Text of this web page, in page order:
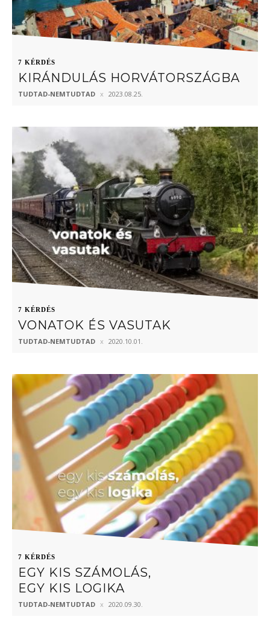
7 KÉRDÉS
KIRÁNDULÁS HORVÁTORSZÁGBA
TUDTAD-NEMTUDTAD 2023.08.25.
7 KÉRDÉS
VONATOK ÉS VASUTAK
TUDTAD-NEMTUDTAD 2020.10.01.
7 KÉRDÉS
EGY KIS SZÁMOLÁS,
EGY KIS LOGIKA
TUDTAD-NEMTUDTAD 2020.09.30.